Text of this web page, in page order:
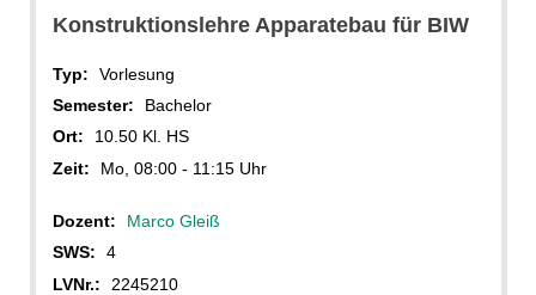
Konstruktionslehre Apparatebau für BIW
Typ:
Vorlesung
Semester:
Bachelor
Ort:
10.50 Kl. HS
Zeit:
Mo, 08:00 - 11:15 Uhr
Dozent:
Marco Gleiß
SWS:
4
LVNr.:
2245210